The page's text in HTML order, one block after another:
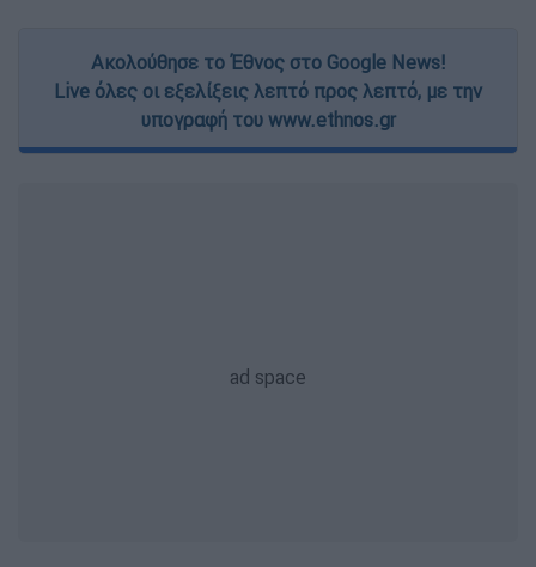
Ακολούθησε το Έθνος στο Google News!
Live όλες οι εξελίξεις λεπτό προς λεπτό, με την
υπογραφή του www.ethnos.gr